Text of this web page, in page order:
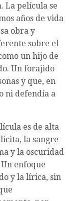
. La película se
años de vida
obra y
sobre el
un hijo de
Un forajido
y que, en
ni defendía a
es de alta
la sangre
y la oscuridad
enfoque
y la lírica, sin